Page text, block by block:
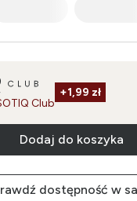
Club
+1,99 zł
Dodaj do koszyka
dostępność w